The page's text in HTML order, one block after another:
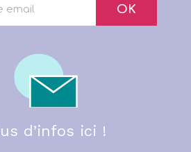
OK
d’infos ici !